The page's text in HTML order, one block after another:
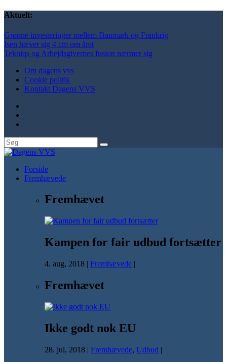
Aktuelt:
Grønne investeringer mellem Danmark og Frankrig
Isen hæver sig 4 cm om året
Tekniqs og Arbejdsgivernes fusion nærmer sig
Om dagens vvs
Cookie politik
Kontakt Dagens VVS
Forside
Fremhævede
Fremhævet
Kampen for fair udbud fortsætter
4. aug, 2018 | Fremhævede |
Fremhævet
Ikke godt nok EU
28. jul, 2018 | Fremhævede, Udbud |